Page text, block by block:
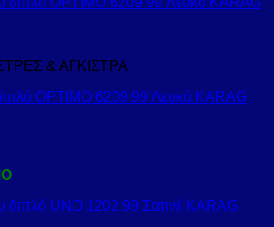
& ΑΓΚΙΣΤΡΑ
OPTIMO 6209 99 Λευκό KARAG